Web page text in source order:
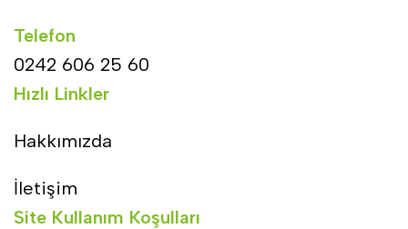
Telefon
0242 606 25 60
Hızlı Linkler
Hakkımızda
İletişim
Site Kullanım Koşulları